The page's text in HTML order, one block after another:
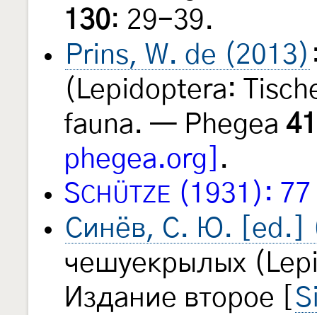
130: 29-39.
Prins, W. de (2013)
(Lepidoptera:
fauna. — Phegea 41
phegea.org]
.
SCHÜTZE (1931): 77
Синёв, С. Ю. [ed.]
чешуекрылых
Издание второе [